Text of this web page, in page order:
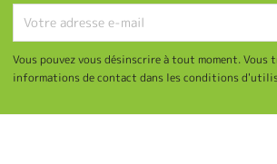
Vous pouvez vous désinscrire à tout moment. Vous
informations de contact dans les conditions